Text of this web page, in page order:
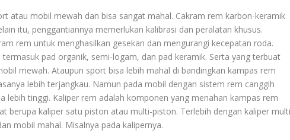
atau mobil mewah dan bisa sangat mahal. Cakram rem karbon-keramik
itu, penggantiannya memerlukan kalibrasi dan peralatan khusus.
rem untuk menghasilkan gesekan dan mengurangi kecepatan roda.
pad organik, semi-logam, dan pad keramik. Serta yang terbuat
mewah. Ataupun sport bisa lebih mahal di bandingkan kampas rem
lebih terjangkau. Namun pada mobil dengan sistem rem canggih
lebih tinggi. Kaliper rem adalah komponen yang menahan kampas rem
berupa kaliper satu piston atau multi-piston. Terlebih dengan kaliper
mobil mahal. Misalnya pada kalipernya.